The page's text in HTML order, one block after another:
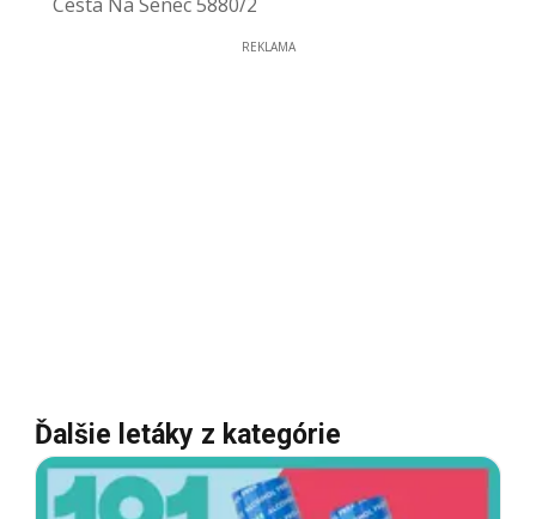
REKLAMA
Ďalšie letáky z kategórie